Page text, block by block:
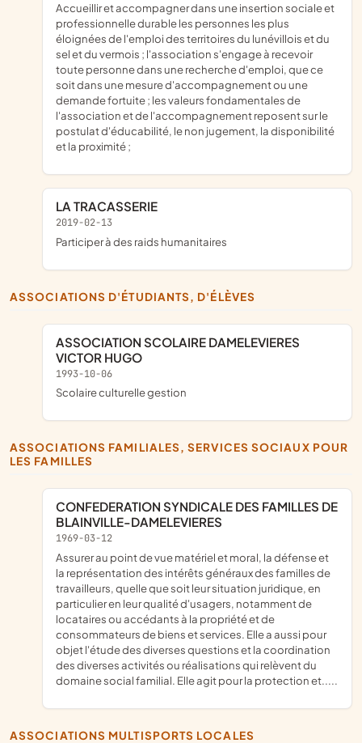
accueillir et accompagner dans une insertion sociale et
professionnelle durable les personnes les plus
éloignées de l'emploi des territoires du lunévillois et du
sel et du vermois ; l'association s'engage à recevoir
toute personne dans une recherche d'emploi, que ce
soit dans une mesure d'accompagnement ou une
demande fortuite ; les valeurs fondamentales de
l'association et de l'accompagnement reposent sur le
postulat d'éducabilité, le non jugement, la disponibilité
et la proximité ;
LA TRACASSERIE
2019-02-13
participer à des raids humanitaires
ASSOCIATIONS D'ÉTUDIANTS, D'ÉLÈVES
ASSOCIATION SCOLAIRE DAMELEVIERES
VICTOR HUGO
1993-10-06
scolaire culturelle gestion
ASSOCIATIONS FAMILIALES, SERVICES SOCIAUX POUR
LES FAMILLES
CONFEDERATION SYNDICALE DES FAMILLES DE
BLAINVILLE-DAMELEVIERES
1969-03-12
assurer au point de vue matériel et moral, la défense et
la représentation des intérêts généraux des familles de
travailleurs, quelle que soit leur situation juridique, en
particulier en leur qualité d'usagers, notamment de
locataires ou accédants à la propriété et de
consommateurs de biens et services. Elle a aussi pour
objet l'étude des diverses questions et la coordination
des diverses activités ou réalisations qui relèvent du
domaine social familial. Elle agit pour la protection et.....
ASSOCIATIONS MULTISPORTS LOCALES